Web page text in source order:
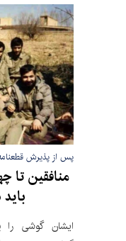
پس از پذیرش قطعنامه
منافقین تا
ایشان گوشی